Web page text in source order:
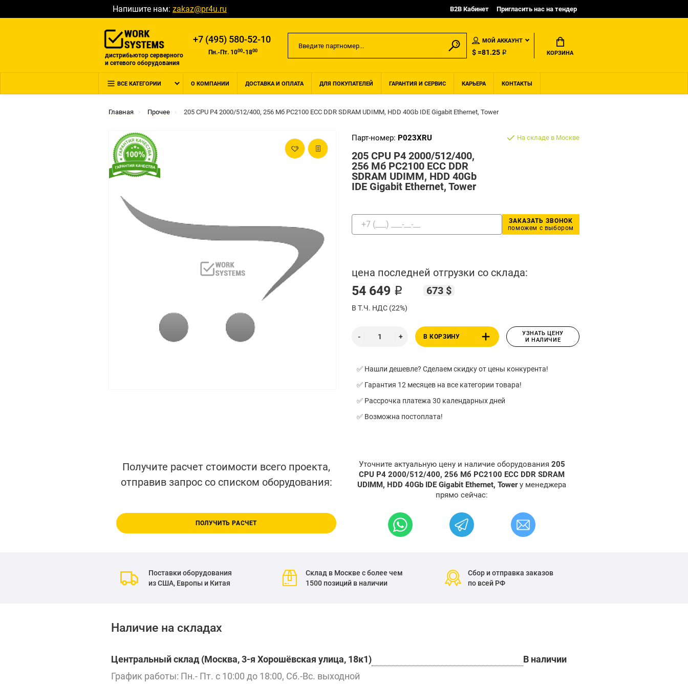
Напишите нам: zakaz@pr4u.ru B2B Кабинет Пригласить нас на тендер
дистрибьютор серверного
и сетевого оборудования
+7 (495) 580-52-10
Пн.-Пт. 1000-1800
МОЙ АККАУНТ
$ =81.25 ₽ КОРЗИНА
ВСЕ КАТЕГОРИИ О КОМПАНИИ ДОСТАВКА И ОПЛАТА ДЛЯ ПОКУПАТЕЛЕЙ ГАРАНТИЯ И СЕРВИС КАРЬЕРА КОНТАКТЫ
Главная Прочее 205 CPU P4 2000/512/400, 256 Мб PC2100 ECC DDR SDRAM UDIMM, HDD 40Gb IDE Gigabit Ethernet, Tower
Парт-номер: P023XRU
205 CPU P4 2000/512/400,
256 Мб PC2100 ECC DDR
SDRAM UDIMM, HDD 40Gb
IDE Gigabit Ethernet, Tower
На складе в Москве
ЗАКАЗАТЬ ЗВОНОК
поможем с выбором
цена последней отгрузки со склада:
54 649 ₽ 673 $
В Т.Ч. НДС (22%)
В КОРЗИНУ
УЗНАТЬ ЦЕНУ
И НАЛИЧИЕ
✅ Нашли дешевле? Сделаем скидку от цены конкурента!
✅ Гарантия 12 месяцев на все категории товара!
✅ Рассрочка платежа 30 календарных дней
✅ Возможна постоплата!
Получите расчет стоимости всего проекта,
отправив запрос со списком оборудования:
ПОЛУЧИТЬ РАСЧЕТ
Уточните актуальную цену и наличие оборудования 205
CPU P4 2000/512/400, 256 Мб PC2100 ECC DDR SDRAM
UDIMM, HDD 40Gb IDE Gigabit Ethernet, Towerу менеджера
прямо сейчас:
Поставки оборудования
из США, Европы и Китая
Склад в Москве с более чем
1500 позиций в наличии
Сбор и отправка заказов
по всей РФ
Наличие на складах
Центральный склад (Москва, 3-я Хорошёвская улица, 18к1)
В наличии
График работы: Пн.- Пт. с 10:00 до 18:00, Сб.-Вс. выходной